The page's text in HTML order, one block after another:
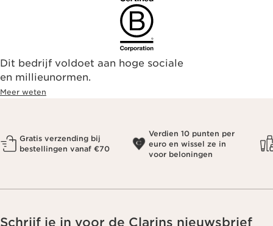
Dit bedrijf voldoet aan hoge sociale
en millieunormen.
Meer weten
Gratis verzending bij
bestellingen vanaf €70
Verdien 10 punten per
euro en wissel ze in
voor beloningen
Schrijf je in voor de Clarins nieuwsbrief